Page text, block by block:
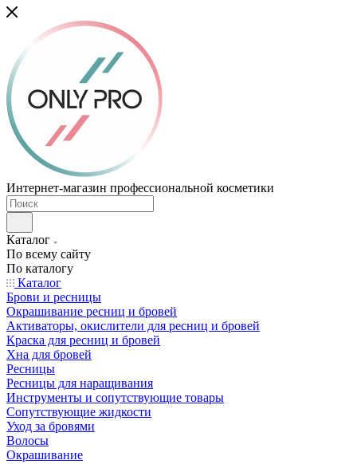
Интернет-магазин профессиональной косметики
Каталог
По всему сайту
По каталогу
Каталог
Брови и ресницы
Окрашивание ресниц и бровей
Активаторы, окислители для ресниц и бровей
Краска для ресниц и бровей
Хна для бровей
Ресницы
Ресницы для наращивания
Инструменты и сопутствующие товары
Сопутствующие жидкости
Уход за бровями
Волосы
Окрашивание